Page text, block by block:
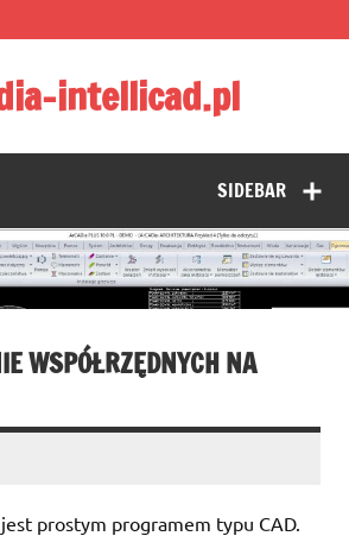
intellicad.pl
SIDEBAR
WSPÓŁRZĘDNYCH NA
prostym programem typu CAD.